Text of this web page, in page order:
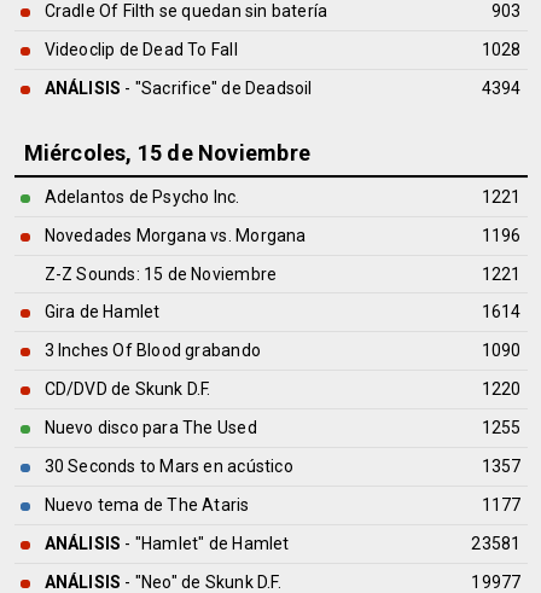
Cradle Of Filth se quedan sin batería
903
Videoclip de Dead To Fall
1028
ANÁLISIS - "Sacrifice" de Deadsoil 4394
Miércoles, 15 de Noviembre
Adelantos de Psycho Inc.
1221
Novedades Morgana vs. Morgana
1196
Z-Z Sounds: 15 de Noviembre
1221
Gira de Hamlet
1614
3 Inches Of Blood grabando
1090
CD/DVD de Skunk D.F.
1220
Nuevo disco para The Used
1255
30 Seconds to Mars en acústico
1357
Nuevo tema de The Ataris
1177
ANÁLISIS - "Hamlet" de Hamlet
23581
ANÁLISIS - "Neo" de Skunk D.F.
19977